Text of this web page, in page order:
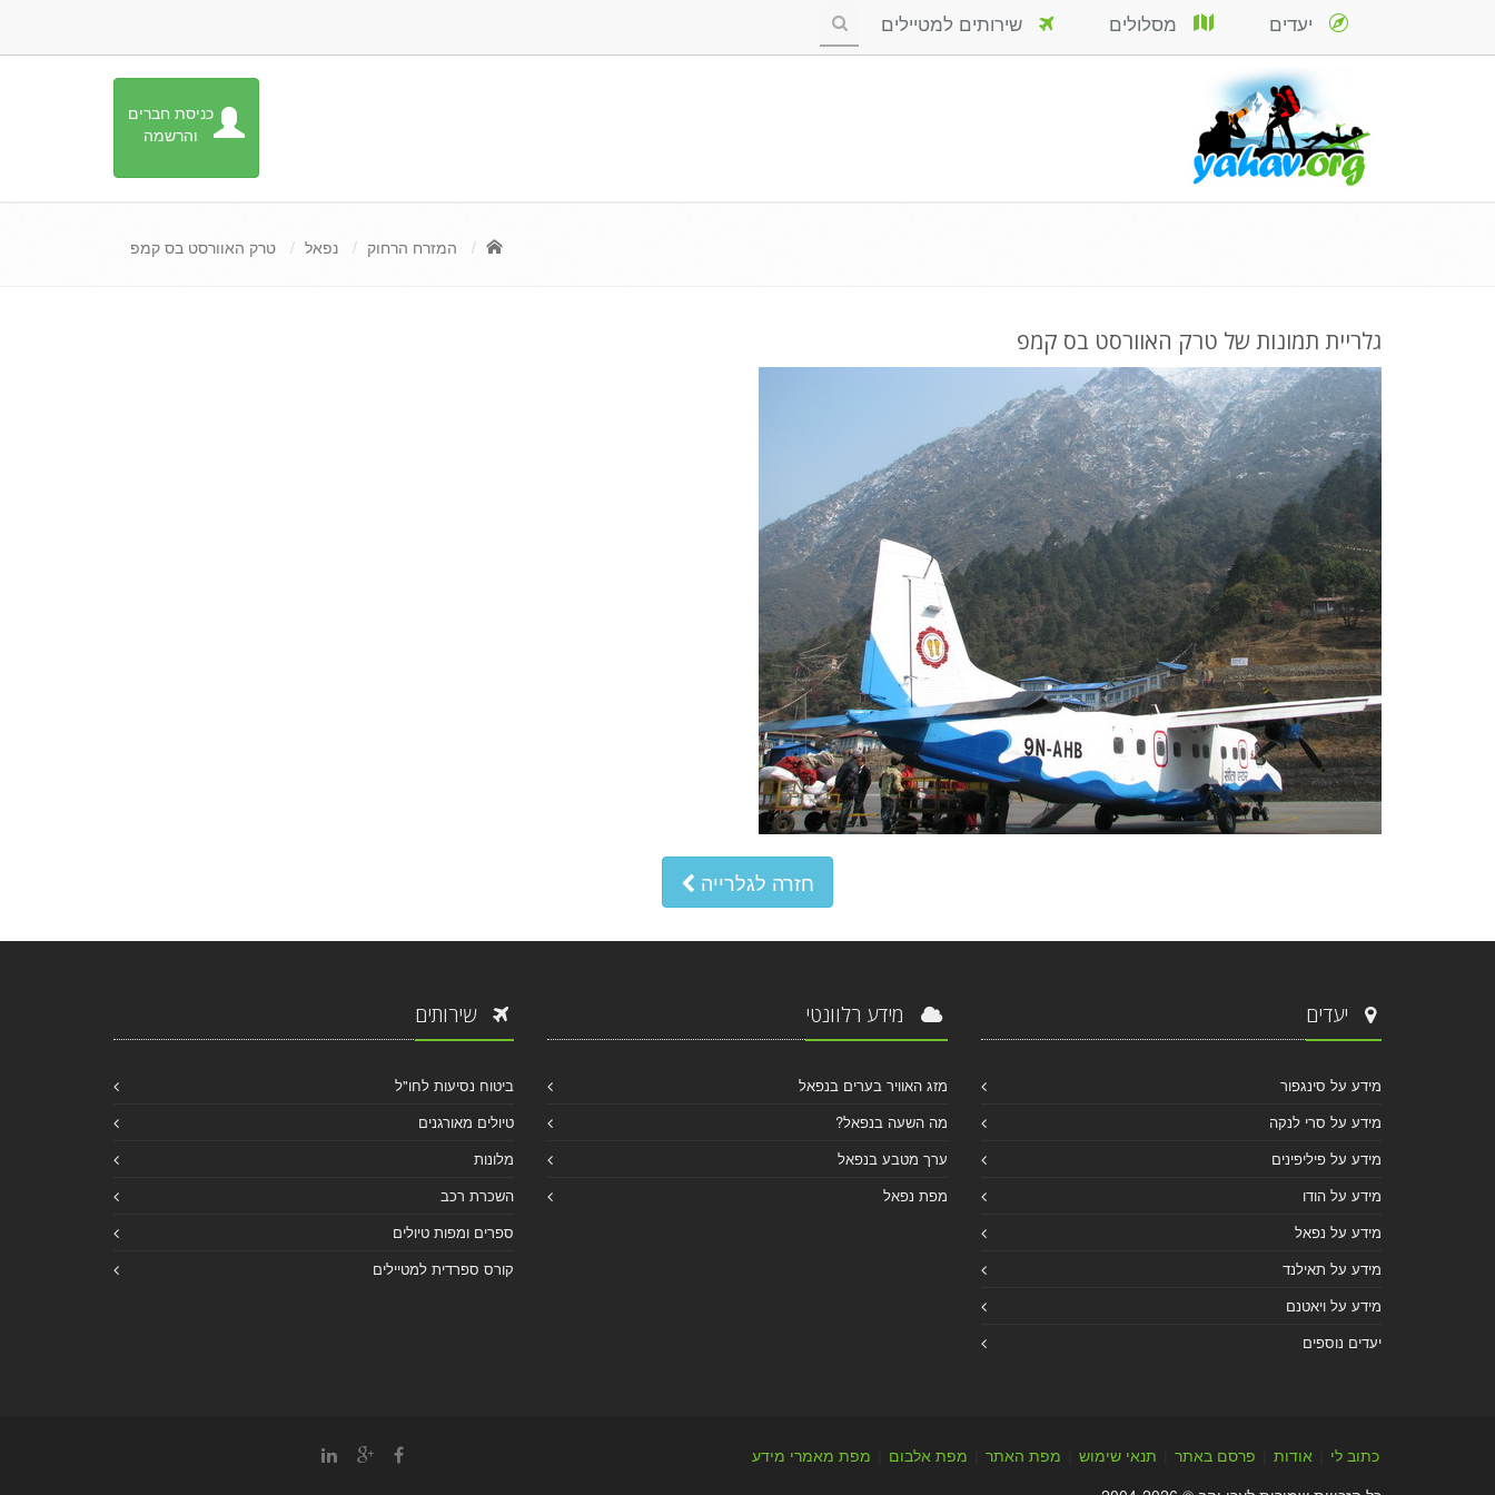
כניסת חברים
והרשמה
יעדים מסלולים שירותים למטיילים
המזרח הרחוק נפאל טרק האוורסט בס קמפ
גלריית תמונות של טרק האוורסט בס קמפ
חזרה לגלרייה
יעדים
מידע על סינגפור
מידע על סרי לנקה
מידע על פיליפינים
מידע על הודו
מידע על נפאל
מידע על תאילנד
מידע על ויאטנם
יעדים נוספים
מידע רלוונטי
מזג האוויר בערים בנפאל
מה השעה בנפאל?
ערך מטבע בנפאל
מפת נפאל
שירותים
ביטוח נסיעות לחו"ל
טיולים מאורגנים
מלונות
השכרת רכב
ספרים ומפות טיולים
קורס ספרדית למטיילים
כתוב לי אודות פרסם באתר תנאי שימוש מפת האתר מפת אלבום
מפת מאמרי מידע